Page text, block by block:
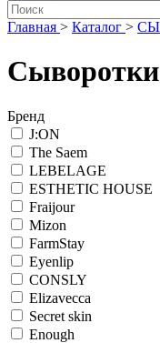
Главная > Каталог >
Бренд
J:ON
The Saem
LEBELAGE
ESTHETIC HOUSE
Fraijour
Mizon
FarmStay
Eyenlip
CONSLY
Elizavecca
Secret skin
Enough